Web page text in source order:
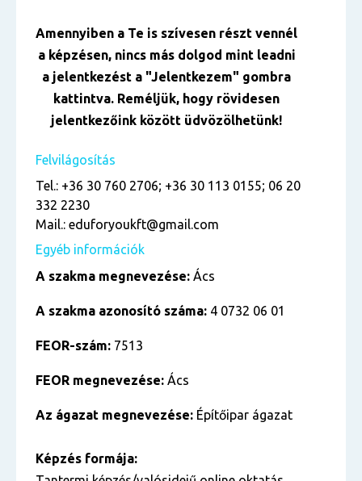
Amennyiben a Te is szívesen részt vennél
a képzésen, nincs más dolgod mint leadni
a jelentkezést a "Jelentkezem" gombra
kattintva. Reméljük, hogy rövidesen
jelentkezőink között üdvözölhetünk!
Felvilágosítás
Tel.: +36 30 760 2706; +36 30 113 0155; 06 20
332 2230
Mail.: eduforyoukft@gmail.com
Egyéb információk
A szakma megnevezése: Ács
A szakma azonosító száma: 4 0732 06 01
FEOR-szám: 7513
FEOR megnevezése: Ács
Az ágazat megnevezése: Építőipar ágazat
Képzés formája: